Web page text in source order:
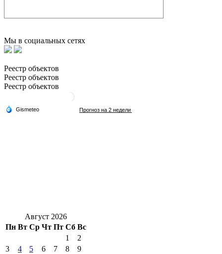
Мы в социальных сетях
Реестр объектов
Реестр объектов
Реестр объектов
Август 2026
Пн Вт Ср Чт Пт Сб Вс
1
2
3
4 5 6 7 8
9